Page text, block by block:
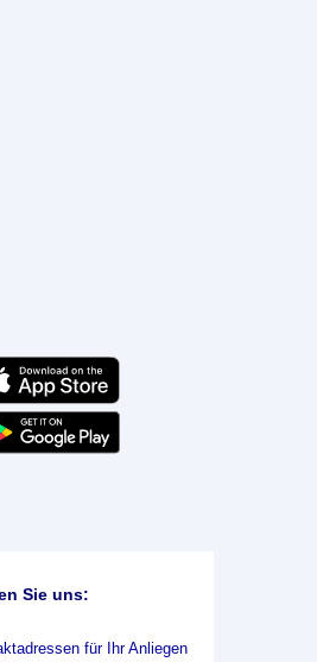
Sie uns:
für Ihr Anliegen